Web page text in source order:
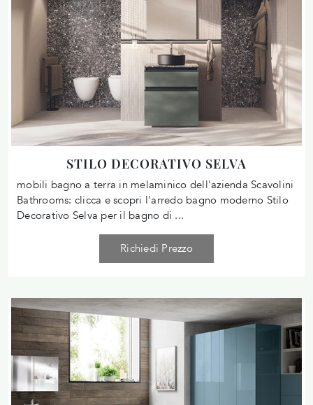
STILO DECORATIVO SELVA
mobili bagno a terra in melaminico dell'azienda Scavolini
Bathrooms: clicca e scopri l'arredo bagno moderno Stilo
Decorativo Selva per il bagno di ...
Richiedi Prezzo